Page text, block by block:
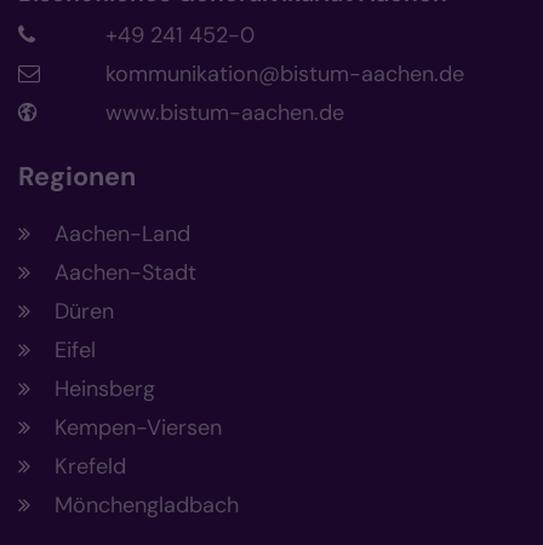
+49 241 452-0
kommunikation@bistum-aachen.de
www.bistum-aachen.de
Regionen
Aachen-Land
Aachen-Stadt
Düren
Eifel
Heinsberg
Kempen-Viersen
Krefeld
Mönchengladbach